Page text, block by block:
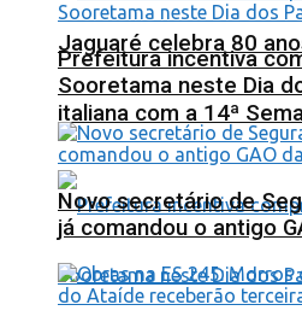
Jaguaré celebra 80
italiana com a 14ª
Prefeitura incentiva
Sooretama neste Dia
Novo secretário de
já comandou o antigo